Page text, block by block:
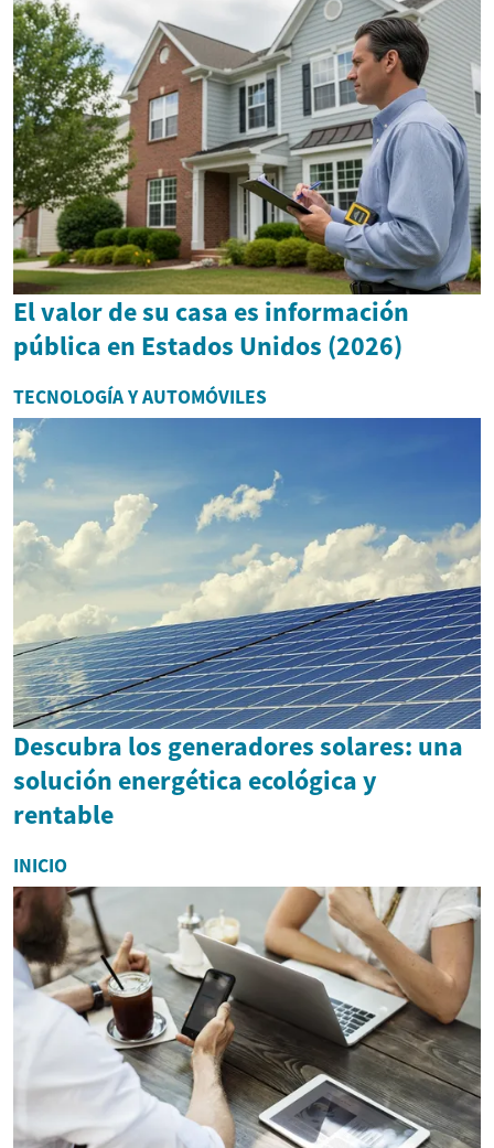
El valor de su casa es información
pública en Estados Unidos (2026)
TECNOLOGÍA Y AUTOMÓVILES
Descubra los generadores solares: una
solución energética ecológica y
rentable
INICIO